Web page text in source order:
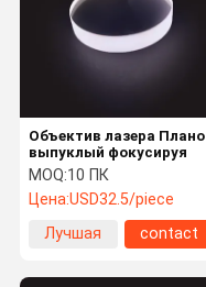
Объектив лазера Плано
выпуклый фокусируя
MOQ:10 ПК
Цена:USD32.5/piece
Лучшая
contact